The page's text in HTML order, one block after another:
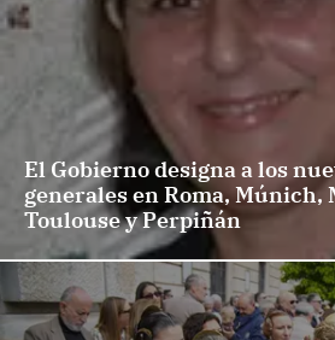
El Gobierno designa a los
generales en Roma, Múnich,
Toulouse y Perpiñán